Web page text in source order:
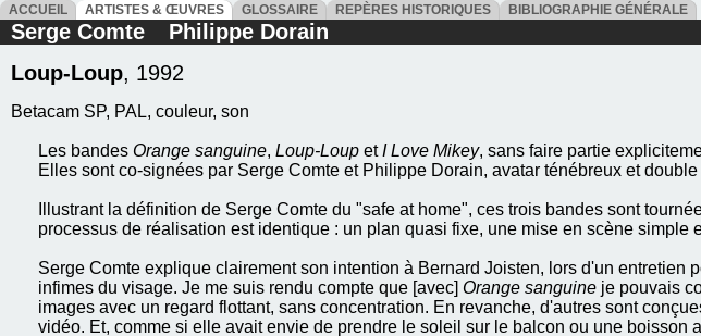
ACCUEIL ARTISTES & ŒUVRES GLOSSAIRE REPÈRES HISTORIQUES BIBLIOGRAPHIE GÉNÉRALE
Serge Comte Philippe Dorain